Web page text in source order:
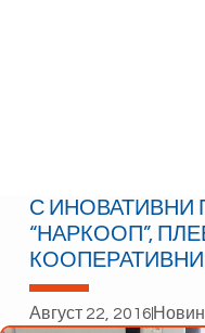
С ИНОВАТИВНИ
“НАРКООП”,
Август 22, 2016